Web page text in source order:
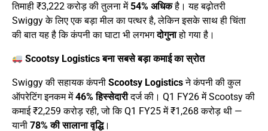
तिमाही ₹3,222 करोड़ की तुलना में54% अधिकहै। यह बढ़ोतरी
Swiggy के लिए एक बड़ा मील का पत्थर है, लेकिन इसके साथ ही चिंता
की बात यह है कि कंपनी का घाटा भी लगभगदोगुनाहो गया है।
Scootsy Logistics बना सबसे बड़ा कमाई का स्रोत
Swiggy की सहायक कंपनी Scootsy Logisticsने कंपनी की कुल
ऑपरेटिंग इनकम में46% हिस्सेदारीदर्ज की। Q1 FY26 में Scootsy की
कमाई ₹2,259 करोड़ रही, जो कि Q1 FY25 में ₹1,268 करोड़ थी —
यानी 78% की सालाना वृद्धि।